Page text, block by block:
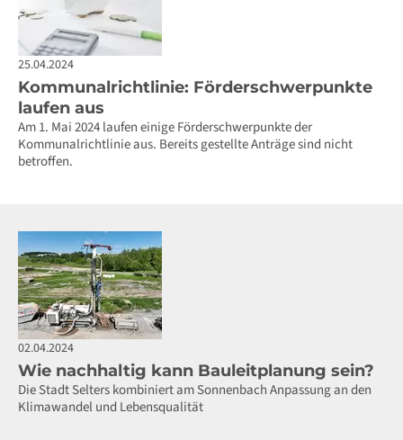
25.04.2024
Kommunalrichtlinie: Förderschwerpunkte
laufen aus
Am 1. Mai 2024 laufen einige Förderschwerpunkte der
Kommunalrichtlinie aus. Bereits gestellte Anträge sind nicht
betroffen.
02.04.2024
Wie nachhaltig kann Bauleitplanung sein?
Die Stadt Selters kombiniert am Sonnenbach Anpassung an den
Klimawandel und Lebensqualität